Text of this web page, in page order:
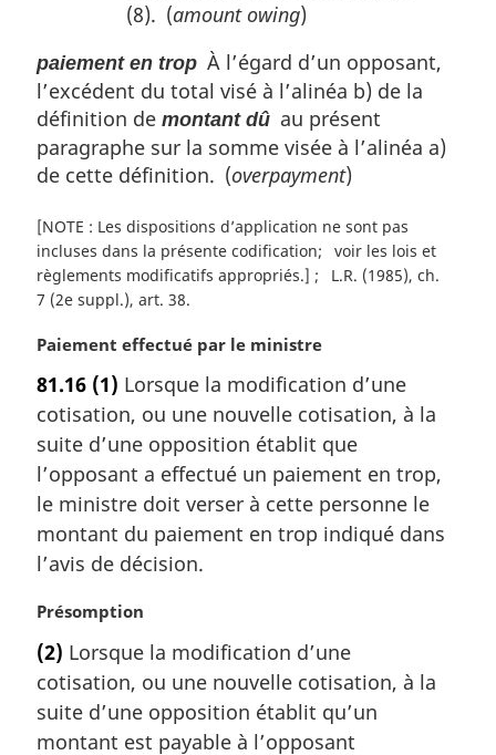
(8). (amount owing)
paiement en trop À l’égard d’un opposant,
l’excédent du total visé à l’alinéa b) de la
définition de montant dû au présent
paragraphe sur la somme visée à l’alinéa a)
de cette définition. (overpayment)
[NOTE : Les dispositions d’application ne sont pas
incluses dans la présente codification
voir les lois et
règlements modificatifs appropriés.]
L.R. (1985), ch.
7 (2e suppl.), art. 38
N
t
e
m
a
g
i
n
l
:
Paiement effectué par le ministre
81.16 (1) Lorsque la modification d’une
cotisation, ou une nouvelle cotisation, à la
suite d’une opposition établit que
l’opposant a effectué un paiement en trop,
le ministre doit verser à cette personne le
montant du paiement en trop indiqué dans
l’avis de décision.
N
t
e
m
a
Présomption
(2) Lorsque la modification d’une
cotisation, ou une nouvelle cotisation, à la
suite d’une opposition établit qu’un
montant est payable à l’opposant